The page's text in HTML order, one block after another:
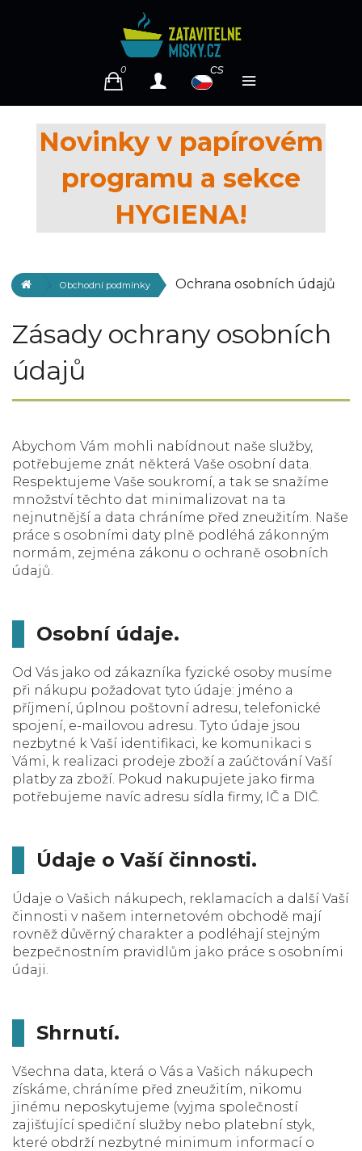
0 cs
Novinky v papírovém
programu a sekce
HYGIENA!
Obchodní podmínky Ochrana osobních údajů
Zásady ochrany osobních
údajů
Abychom Vám mohli nabídnout naše služby,
potřebujeme znát některá Vaše osobní data.
Respektujeme Vaše soukromí, a tak se snažíme
množství těchto dat minimalizovat na ta
nejnutnější a data chráníme před zneužitím. Naše
práce s osobními daty plně podléhá zákonným
normám, zejména zákonu o ochraně osobních
údajů.
Osobní údaje.
Od Vás jako od zákazníka fyzické osoby musíme
při nákupu požadovat tyto údaje: jméno a
příjmení, úplnou poštovní adresu, telefonické
spojení, e-mailovou adresu. Tyto údaje jsou
nezbytné k Vaší identifikaci, ke komunikaci s
Vámi, k realizaci prodeje zboží a zaúčtování Vaší
platby za zboží. Pokud nakupujete jako firma
potřebujeme navíc adresu sídla firmy, IČ a DIČ.
Údaje o Vaší činnosti.
Údaje o Vašich nákupech, reklamacích a další Vaší
činnosti v našem internetovém obchodě mají
rovněž důvěrný charakter a podléhají stejným
bezpečnostním pravidlům jako práce s osobními
údaji.
Shrnutí.
Všechna data, která o Vás a Vašich nákupech
získáme, chráníme před zneužitím, nikomu
jinému neposkytujeme (vyjma společností
zajišťující spediční služby nebo platební styk,
které obdrží nezbytné minimum informací o